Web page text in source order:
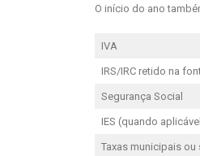
O início do ano
IVA
IRS/IRC retido na
Segurança Social
IES (quando
Taxas municipais ou